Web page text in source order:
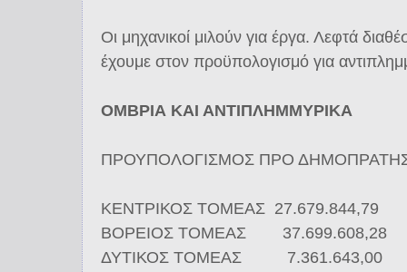
Οι μηχανικοί μιλούν για έργα. Λεφτά
έχουμε στον προϋπολογισμό για
ΟΜΒΡΙΑ ΚΑΙ ΑΝΤΙΠΛΗΜΜΥΡΙΚΑ
ΠΡΟΥΠΟΛΟΓΙΣΜΟΣ ΠΡΟ
KΕΝΤΡΙΚΟΣ TΟΜΕΑΣ 27.679.844,79
BΟΡΕΙΟΣ ΤΟΜΕΑΣ 37.699.608,28
ΔΥΤΙΚΟΣ ΤΟΜΕΑΣ 7.361.643,00